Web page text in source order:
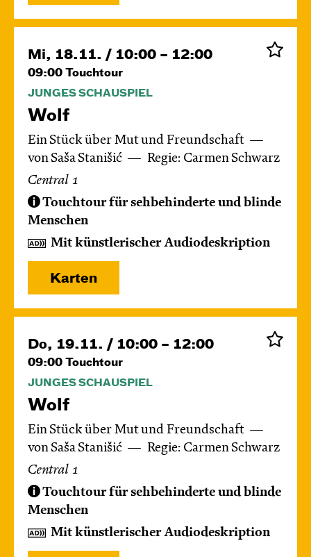
Mi, 18.11. / 10:00 – 12:00
09:00 Touchtour
JUNGES SCHAUSPIEL
Wolf
Ein Stück über Mut und Freundschaft
von Saša Stanišić
Regie: Carmen Schwarz
Central 1
Touchtour für sehbehinderte und blinde
Menschen
Mit künstlerischer Audiodeskription
Karten
Do, 19.11. / 10:00 – 12:00
09:00 Touchtour
JUNGES SCHAUSPIEL
Wolf
Ein Stück über Mut und Freundschaft
von Saša Stanišić
Regie: Carmen Schwarz
Central 1
Touchtour für sehbehinderte und blinde
Menschen
Mit künstlerischer Audiodeskription